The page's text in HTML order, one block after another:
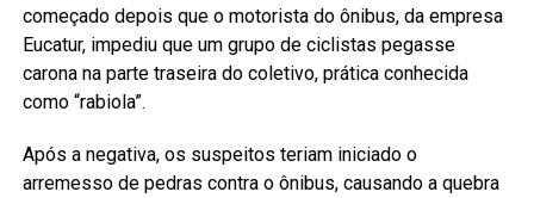
começado depois que o motorista do ônibus, da empresa
Eucatur, impediu que um grupo de ciclistas pegasse
carona na parte traseira do coletivo, prática conhecida
como “rabiola”.
Após a negativa, os suspeitos teriam iniciado o
arremesso de pedras contra o ônibus, causando a quebra